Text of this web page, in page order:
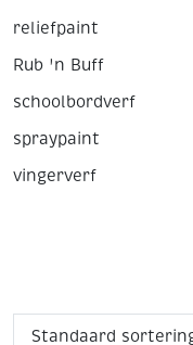
reliefpaint
Rub 'n Buff
schoolbordverf
spraypaint
vingerverf